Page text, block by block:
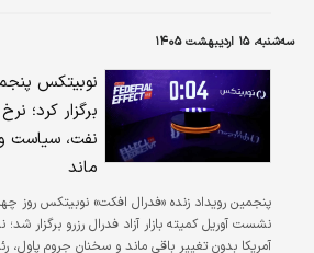
پیام‌هایی کلان درباره استراتژی اقتصادی بلندمدت
سه‌شنبه، ۱۵ اردیبهشت ۱۴۰۵
نوبیتکس
برگزار کرد؛
نفت، سیاست
ماند
نشست آوریل کمیته بازار آزاد فدرال رزرو برگزار
آمریکا بدون تغییر باقی ماند و سخنان جروم پاول،